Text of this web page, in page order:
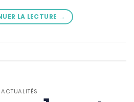
LA LECTURE →
ACTUALITÉS